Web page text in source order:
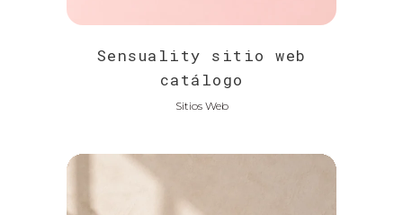
Sensuality sitio web
catálogo
Sitios Web